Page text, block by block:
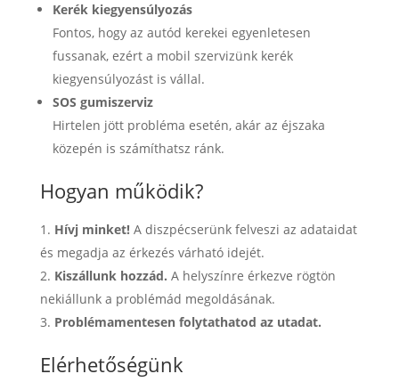
Kerék kiegyensúlyozás
Fontos, hogy az autód kerekei egyenletesen
fussanak, ezért a mobil szervizünk kerék
kiegyensúlyozást is vállal.
SOS gumiszerviz
Hirtelen jött probléma esetén, akár az éjszaka
közepén is számíthatsz ránk.
Hogyan működik?
Hívj minket!A diszpécserünk felveszi az adataidat
és megadja az érkezés várható idejét.
Kiszállunk hozzád. A helyszínre érkezve rögtön
nekiállunk a problémád megoldásának.
Problémamentesen folytathatod az utadat.
Elérhetőségünk